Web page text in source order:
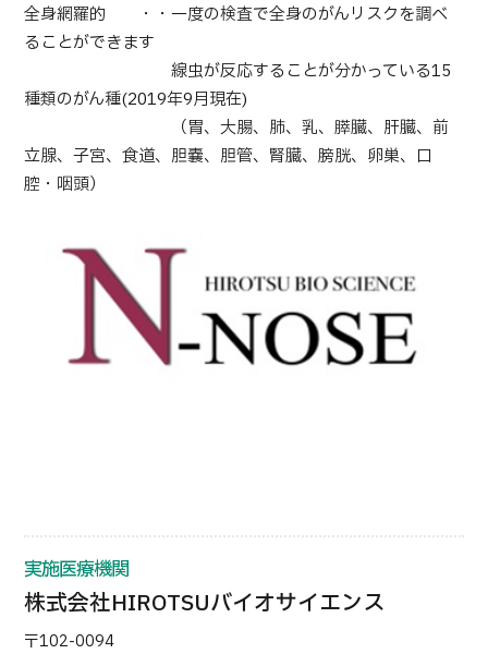
ガイドラインポリシー
JTBのガバナンス
日本語 ENGLISH 中文 Tiếng Việt
お問い合わせ
全身網羅的 ・・一度の検査で全身のがんリスクを調べ
ることができます
線虫が反応することが分かっている15
種類のがん種(2019年9月現在)
（胃、大腸、肺、乳、膵臓、肝臓、前
立腺、子宮、食道、胆嚢、胆管、腎臓、膀胱、卵巣、口
腔・咽頭）
実施医療機関
株式会社HIROTSUバイオサイエンス
〒102-0094